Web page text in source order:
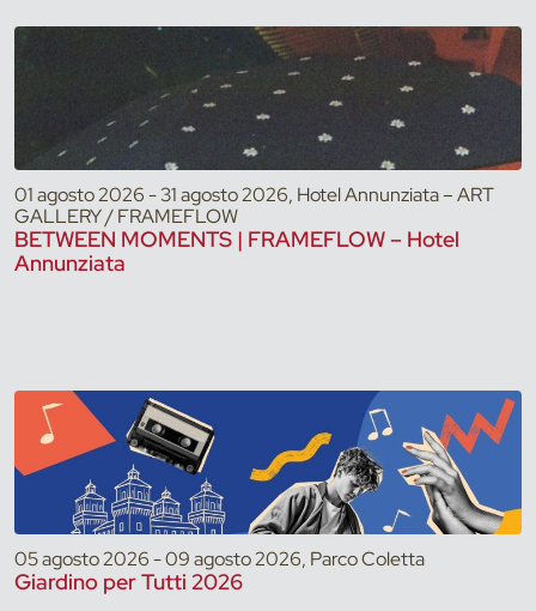
01 agosto 2026 - 31 agosto 2026, Hotel Annunziata – ART
GALLERY / FRAMEFLOW
BETWEEN MOMENTS | FRAMEFLOW – Hotel
Annunziata
05 agosto 2026 - 09 agosto 2026, Parco Coletta
Giardino per Tutti 2026